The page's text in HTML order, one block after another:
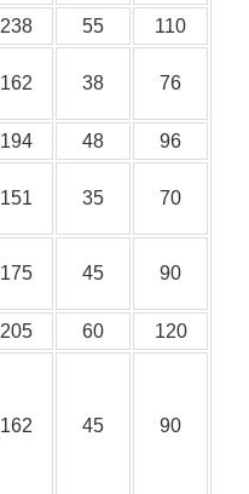
238 55
110
162 38 76
194 48 96
151 35 70
175 45 90
205 60
120
162
45
90